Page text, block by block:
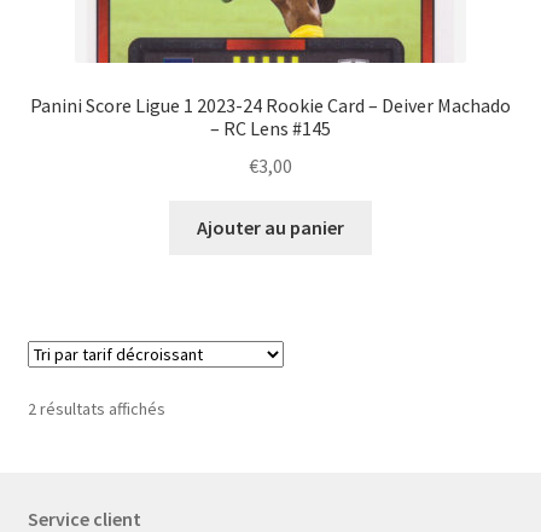
Panini Score Ligue 1 2023-24 Rookie Card – Deiver Machado
– RC Lens #145
€3,00
Ajouter au panier
2 résultats affichésTrié
Service client